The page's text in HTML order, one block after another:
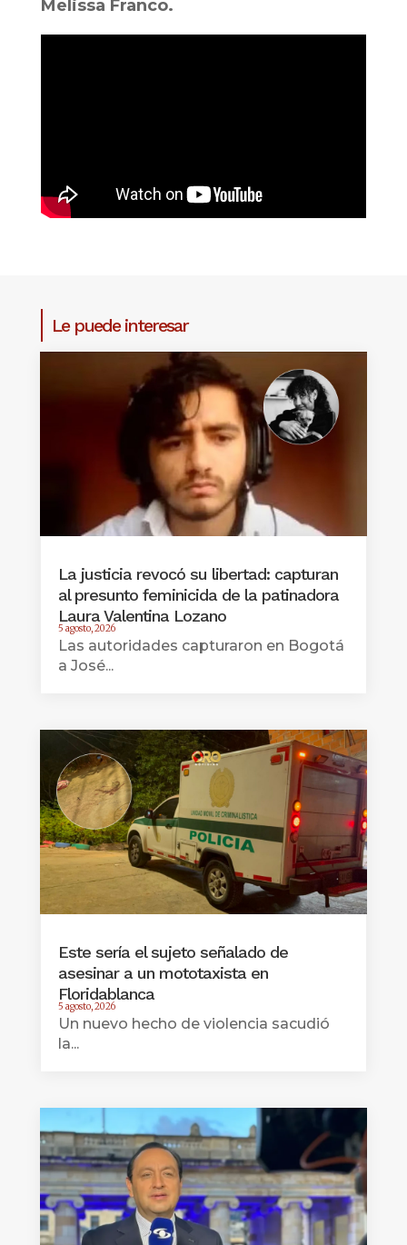
Melissa Franco.
Le puede interesar
La justicia revocó su libertad: capturan
al presunto feminicida de la patinadora
Laura Valentina Lozano
5 agosto, 2026
Las autoridades capturaron en Bogotá
a José...
Este sería el sujeto señalado de
asesinar a un mototaxista en
Floridablanca
5 agosto, 2026
Un nuevo hecho de violencia sacudió
la...